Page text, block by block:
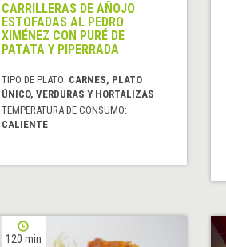
CARRILLERAS DE AÑOJO
ESTOFADAS AL PEDRO
XIMÉNEZ CON PURÉ DE
PATATA Y PIPERRADA
TIPO DE PLATO: CARNES, PLATO
ÚNICO, VERDURAS Y HORTALIZAS
TEMPERATURA DE CONSUMO:
CALIENTE
120 min